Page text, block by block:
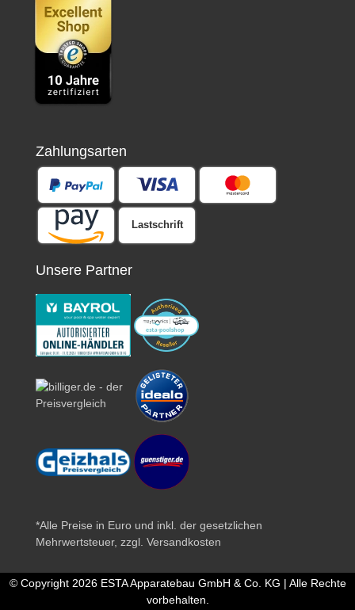
Zahlungsarten
Lastschrift
Unsere Partner
*Alle Preise in Euro und inkl. der gesetzlichen
Mehrwertsteuer, zzgl. Versandkosten
© Copyright 2026 ESTA Apparatebau GmbH & Co. KG | Alle Rechte
vorbehalten.